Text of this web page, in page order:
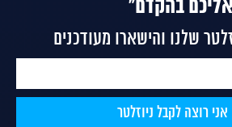
אליכם בהקדם"
שלנו והישארו מעודכנים